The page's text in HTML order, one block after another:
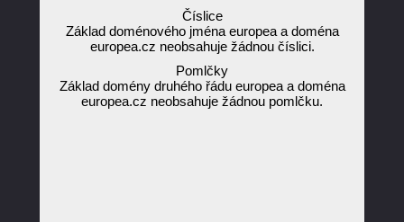
Číslice
Základ doménového jména europea a doména
europea.cz neobsahuje žádnou číslici.
Pomlčky
Základ domény druhého řádu europea a doména
europea.cz neobsahuje žádnou pomlčku.